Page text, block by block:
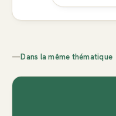
—Dans la même thématique